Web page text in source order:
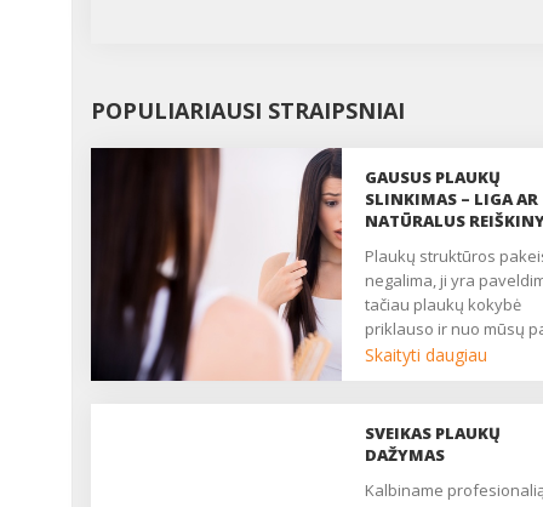
POPULIARIAUSI STRAIPSNIAI
GAUSUS PLAUKŲ
SLINKIMAS – LIGA AR
NATŪRALUS
Plaukų struktūros pakeisti
negalima, ji yra
tačiau plaukų kokybė
priklauso ir nuo mūsų
požiūrio į juos....
Skaityti daugiau
SVEIKAS PLAUKŲ
DAŽYMAS
Kalbiname profesionalią